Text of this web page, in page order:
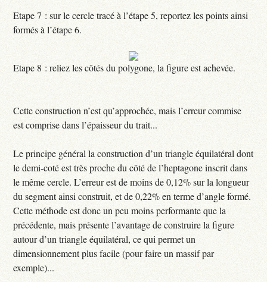
Etape 7 : sur le cercle tracé à l’étape 5, reportez les points ainsi
formés à l’étape 6.
Etape 8 : reliez les côtés du polygone, la figure est achevée.
Cette construction n’est qu’approchée, mais l’erreur commise
est comprise dans l’épaisseur du trait...
Le principe général la construction d’un triangle équilatéral dont
le demi-coté est très proche du côté de l’heptagone inscrit dans
le même cercle. L’erreur est de moins de 0,12% sur la longueur
du segment ainsi construit, et de 0,22% en terme d’angle formé.
Cette méthode est donc un peu moins performante que la
précédente, mais présente l’avantage de construire la figure
autour d’un triangle équilatéral, ce qui permet un
dimensionnement plus facile (pour faire un massif par
exemple)...